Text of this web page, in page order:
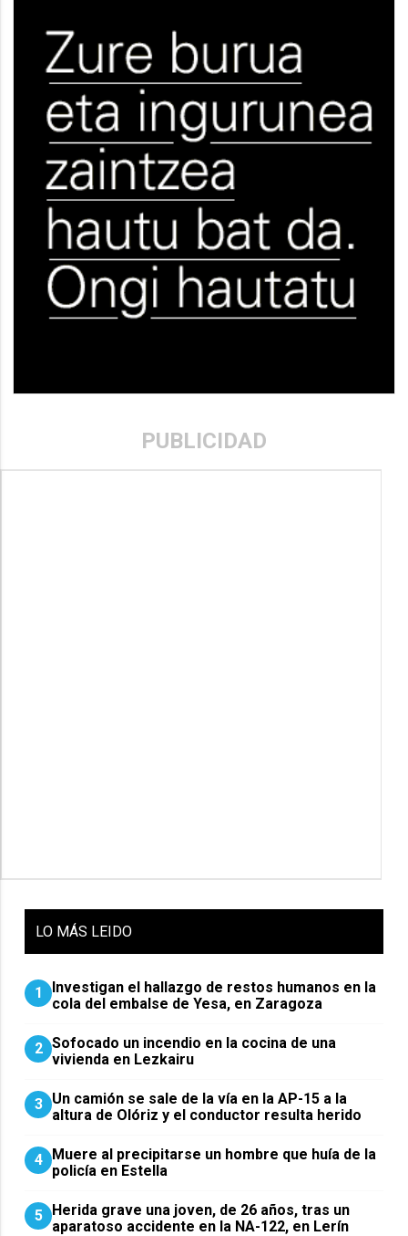
PUBLICIDAD
LO MÁS LEIDO
1
Investigan el hallazgo de restos humanos en la
cola del embalse de Yesa, en Zaragoza
2 Sofocado un incendio en la cocina de una
vivienda en Lezkairu
3 Un camión se sale de la vía en la AP-15 a la
altura de Olóriz y el conductor resulta herido
4 Muere al precipitarse un hombre que huía de la
policía en Estella
5 Herida grave una joven, de 26 años, tras un
aparatoso accidente en la NA-122, en Lerín